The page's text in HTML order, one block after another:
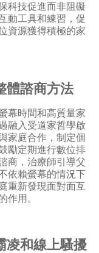
科技促進而非阻礙
動工具和練習，促
資源獲得積極的家
體諮商方法
幕時間和高質量家
融入受道家哲學啟
家庭合作，制定個
勵定期進行數位排
商，治療師引導父
依賴螢幕的情況下
重新發現面對面互
作用。
凌和線上騷擾